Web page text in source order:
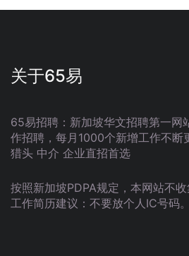
关于65易
65易招聘：新加坡华文招聘第一网
作招聘，每月1000个新增工作不断
猎头 中介 企业直招首选
按照新加坡PDPA规定，本网站不
工作简历建议：不要放个人IC号码。